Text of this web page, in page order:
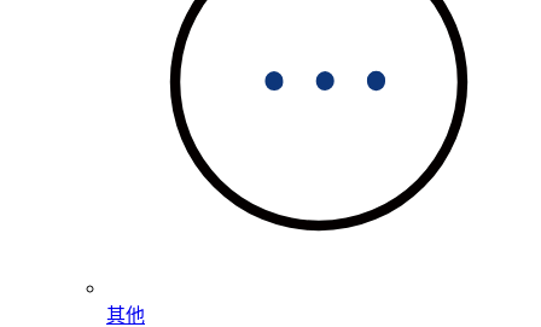
其他